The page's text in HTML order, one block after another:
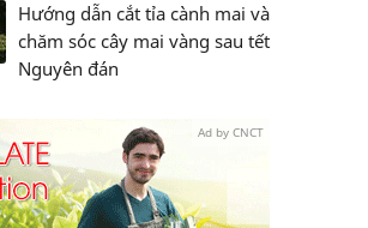
Hướng dẫn cắt tỉa cành mai và
chăm sóc cây mai vàng sau tết
Nguyên đán
Ad by CNCT